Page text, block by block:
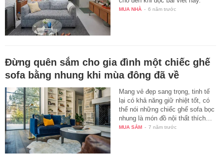
MUA NHÀ - 6 năm trước
Đừng quên sắm cho gia đình một chiếc ghế
sofa bằng nhung khi mùa đông đã về
Mang vẻ đẹp sang trọng, tinh tế
lại có khả năng giữ nhiệt tốt, có
thể nói những chiếc ghế sofa bọc
nhung là món đồ nội thất thích…
MUA SẮM - 7 năm trước